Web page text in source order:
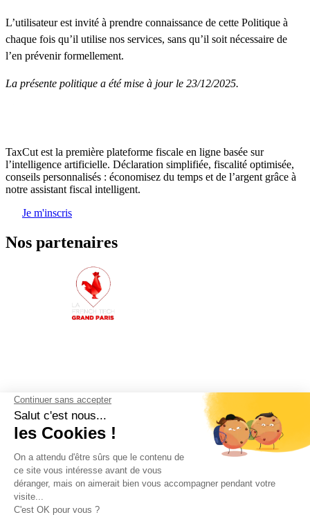
L’utilisateur est invité à prendre connaissance de cette Politique à
chaque fois qu’il utilise nos services, sans qu’il soit nécessaire de
l’en prévenir formellement.
La présente politique a été mise à jour le 23/12/2025.
TaxCut est la première plateforme fiscale en ligne basée sur
l’intelligence artificielle. Déclaration simplifiée, fiscalité optimisée,
conseils personnalisés : économisez du temps et de l’argent grâce à
notre assistant fiscal intelligent.
Je m'inscris
Nos partenaires
Liens
Home
Calculateur d'impôts
Contact
Partenaires
Suivez-nous